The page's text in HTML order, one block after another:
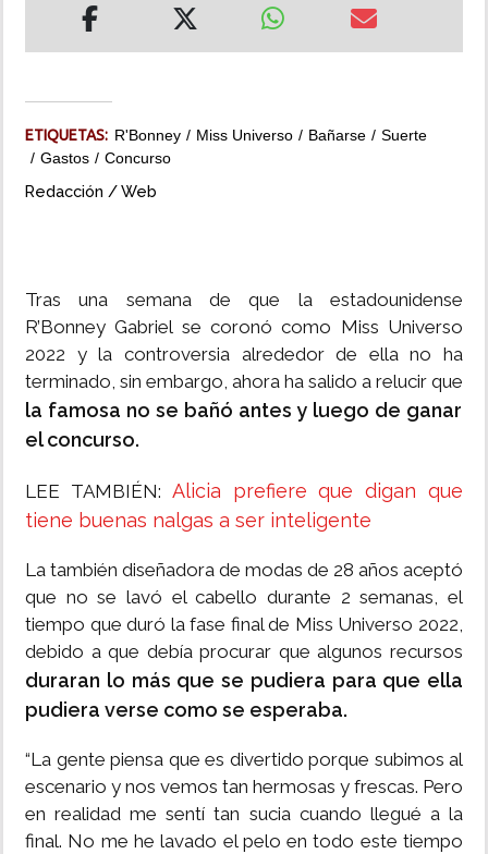
ETIQUETAS: R'Bonney Miss Universo Bañarse
Suerte
Gastos
Concurso
Redacción / Web
Tras una semana de que la estadounidense
R’Bonney Gabriel se coronó como Miss Universo
2022 y la controversia alrededor de ella no ha
terminado, sin embargo, ahora ha salido a relucir que
la famosa no se bañó antes y luego de ganar
el concurso.
LEE TAMBIÉN: Alicia prefiere que digan que
tiene buenas nalgas a ser inteligente
La también diseñadora de modas de 28 años aceptó
que no se lavó el cabello durante 2 semanas, el
tiempo que duró la fase final de Miss Universo 2022,
debido a que debía procurar que algunos recursos
duraran lo más que se pudiera para que ella
pudiera verse como se esperaba.
“La gente piensa que es divertido porque subimos al
escenario y nos vemos tan hermosas y frescas. Pero
en realidad me sentí tan sucia cuando llegué a la
final. No me he lavado el pelo en todo este tiempo